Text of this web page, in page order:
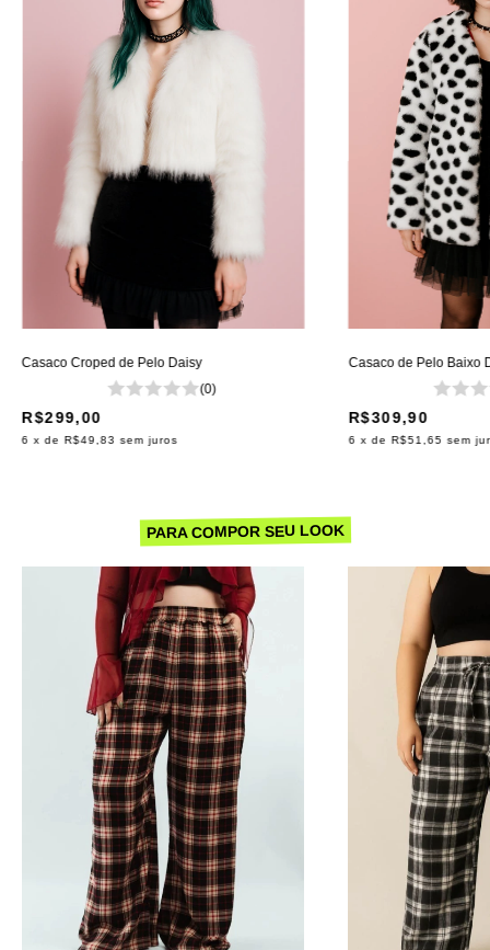
Casaco Croped de Pelo Daisy
(0)
R$299,00
6 x de R$49,83 sem juros
Casaco de Pelo Baixo
R$309,90
6 x de R$51,65 sem
PARA COMPOR SEU LOOK